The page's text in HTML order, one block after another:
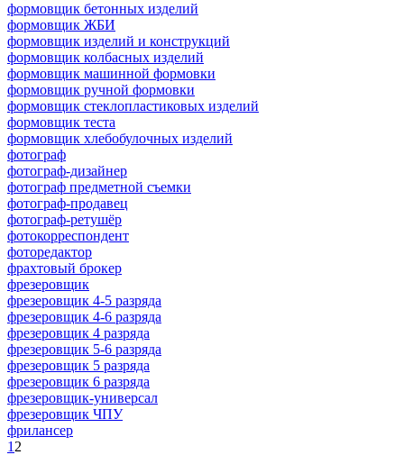
формовщик бетонных изделий
формовщик ЖБИ
формовщик изделий и конструкций
формовщик колбасных изделий
формовщик машинной формовки
формовщик ручной формовки
формовщик стеклопластиковых изделий
формовщик теста
формовщик хлебобулочных изделий
фотограф
фотограф-дизайнер
фотограф предметной съемки
фотограф-продавец
фотограф-ретушёр
фотокорреспондент
фоторедактор
фрахтовый брокер
фрезеровщик
фрезеровщик 4-5 разряда
фрезеровщик 4-6 разряда
фрезеровщик 4 разряда
фрезеровщик 5-6 разряда
фрезеровщик 5 разряда
фрезеровщик 6 разряда
фрезеровщик-универсал
фрезеровщик ЧПУ
фрилансер
1 2